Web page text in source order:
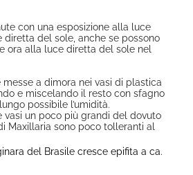
con una esposizione alla luce
diretta del sole, anche se possono
ora alla luce diretta del sole nel
a dimora nei vasi di plastica
e miscelando il resto con sfagno
possibile l’umidità.
vasi un poco più grandi del dovuto
Maxillaria sono poco tolleranti al
del Brasile cresce epifita a ca.